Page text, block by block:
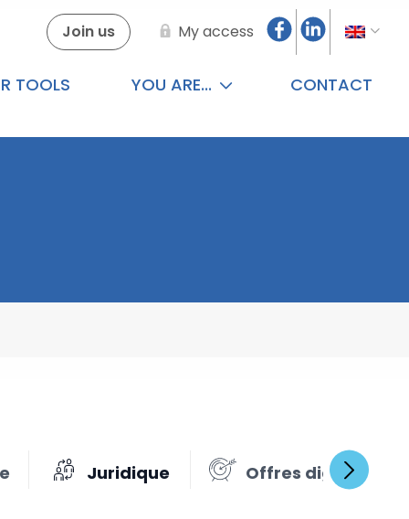
Join us My access
TOOLS YOU ARE... CONTACT
Juridique Offres digitales